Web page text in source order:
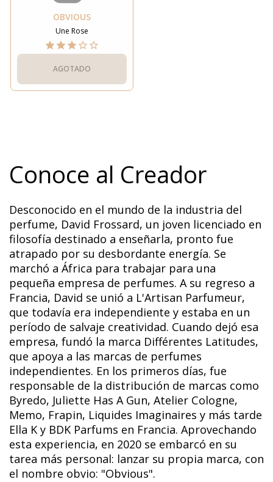
OBVIOUS
Une Rose
AGOTADO
Conoce al Creador
Desconocido en el mundo de la industria del
perfume, David Frossard, un joven licenciado en
filosofía destinado a enseñarla, pronto fue
atrapado por su desbordante energía. Se
marchó a África para trabajar para una
pequeña empresa de perfumes. A su regreso a
Francia, David se unió a L'Artisan Parfumeur,
que todavía era independiente y estaba en un
período de salvaje creatividad. Cuando dejó esa
empresa, fundó la marca Différentes Latitudes,
que apoya a las marcas de perfumes
independientes. En los primeros días, fue
responsable de la distribución de marcas como
Byredo, Juliette Has A Gun, Atelier Cologne,
Memo, Frapin, Liquides Imaginaires y más tarde
Ella K y BDK Parfums en Francia. Aprovechando
esta experiencia, en 2020 se embarcó en su
tarea más personal: lanzar su propia marca, con
el nombre obvio: "Obvious".